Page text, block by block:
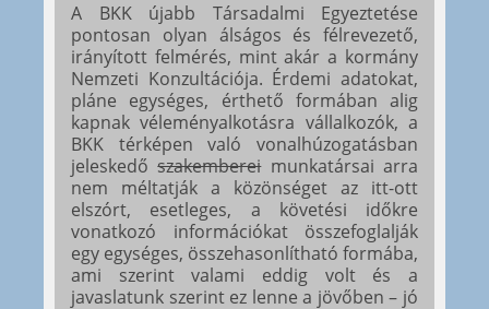
A BKK újabb Társadalmi Egyeztetése
pontosan olyan álságos és félrevezető,
irányított felmérés, mint akár a kormány
Nemzeti Konzultációja. Érdemi adatokat,
pláne egységes, érthető formában alig
kapnak véleményalkotásra vállalkozók, a
BKK térképen való vonalhúzogatásban
jeleskedőszakembereimunkatársai arra
nem méltatják a közönséget az itt-ott
elszórt, esetleges, a követési időkre
vonatkozó információkat összefoglalják
egy egységes, összehasonlítható formába,
ami szerint valami eddig volt és a
javaslatunk szerint ez lenne a jövőben – jó